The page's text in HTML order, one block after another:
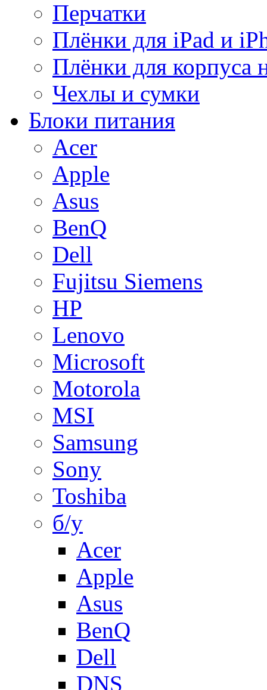
Перчатки
Плёнки для iPad и
Плёнки для корпуса
Чехлы и сумки
Блоки питания
Acer
Apple
Asus
BenQ
Dell
Fujitsu Siemens
HP
Lenovo
Microsoft
Motorola
MSI
Samsung
Sony
Toshiba
б/у
Acer
Apple
Asus
BenQ
Dell
DNS